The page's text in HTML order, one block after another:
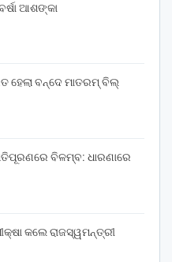
ଆଶଙ୍କା
ହେଲା ବନ୍ଦେ ମାତରମ୍‌ ବିଲ୍‌
ବିଳମ୍ବ: ଧାରଣାରେ
କଲେ ରାଜସ୍ୱମନ୍ତ୍ରୀ